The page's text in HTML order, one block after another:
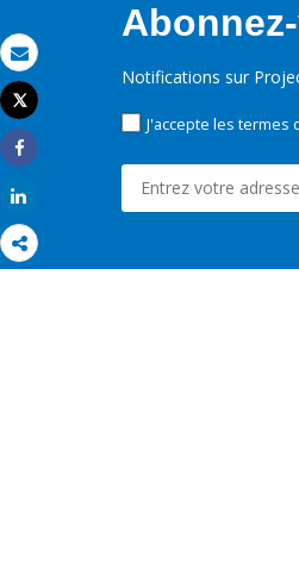
Email
Imprimer
Tweet
Share
Notifications sur
J'accepte les termes